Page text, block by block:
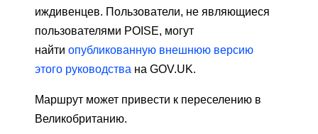
иждивенцев. Пользователи, не являющиеся
пользователями POISE, могут
найти опубликованную внешнюю версию
этого руководства на GOV.UK.
Маршрут может привести к переселению в
Великобританию.